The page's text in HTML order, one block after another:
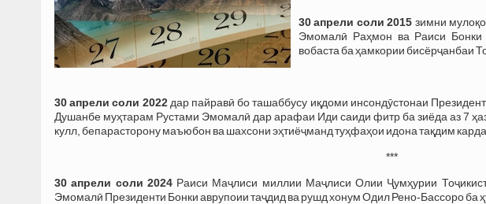
30 апрели соли 2015 зимни
Эмомалӣ Раҳмон ва Раиси
вобаста ба ҳамкории бисёрҷанбаи
30 апрели соли 2022дар пайравӣ бо ташаббусу иқдоми инсондӯстонаи
Душанбе муҳтарам Рустами Эмомалӣ дар арафаи Иди саиди фитр ба зиёда аз 7
кулл, бепарасторону маъюбон ва шахсони эҳтиёҷманд туҳфаҳои идона тақдим
***
30 апрели соли 2024Раиси Маҷлиси миллии Маҷлиси Олии Ҷумҳурии
Эмомалӣ Президенти Бонки аврупоии таҷдид ва рушд хонум Одил Рено-Бассоро ба